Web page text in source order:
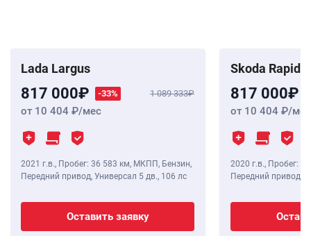
Lada Largus
817 000 -33% 1 089 333
от 10 404 /мес
2021 г.в., Пробег: 36 583 км, МКПП, Бензин,
Передний привод, Универсал 5 дв., 106 лс
Оставить заявку
Skoda Rapid
817 000
от 10 404 /мес
2020 г.в., Пробег:
Передний привод,